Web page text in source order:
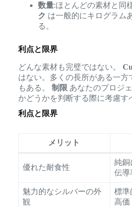
数量:ほとんどの素材と同
ク は一般的にキログラム
る。
利点と限界
どんな素材も完璧ではない。
はない。多くの長所がある一方
もある。 制限 あなたのプロジ
かどうかを判断する際に考慮す
利点と限界
メリット
優れた耐食性
純銅
伝導
魅力的なシルバーの外
観
標準
高価